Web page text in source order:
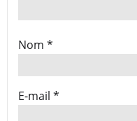
Nom *
E-mail *